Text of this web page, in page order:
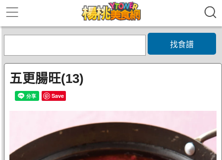
找食譜
五更腸旺(13)
Save